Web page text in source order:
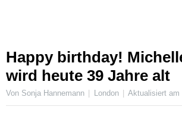
Happy birthday!
wird heute 39 Jahre alt
Von Sonja Hannemann London Aktualisiert am